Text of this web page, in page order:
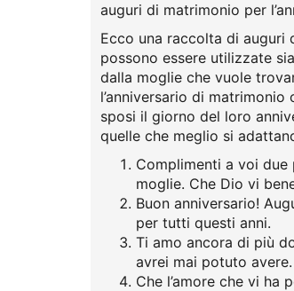
auguri di matrimonio per
Ecco una raccolta di auguri
possono essere utilizzate
dalla moglie che vuole
l’anniversario di
sposi il giorno del loro
quelle che meglio si
Complimenti a voi
moglie. Che Dio vi
Buon anniversario!
per tutti questi anni.
Ti amo ancora di più
avrei mai potuto
Che l’amore che vi